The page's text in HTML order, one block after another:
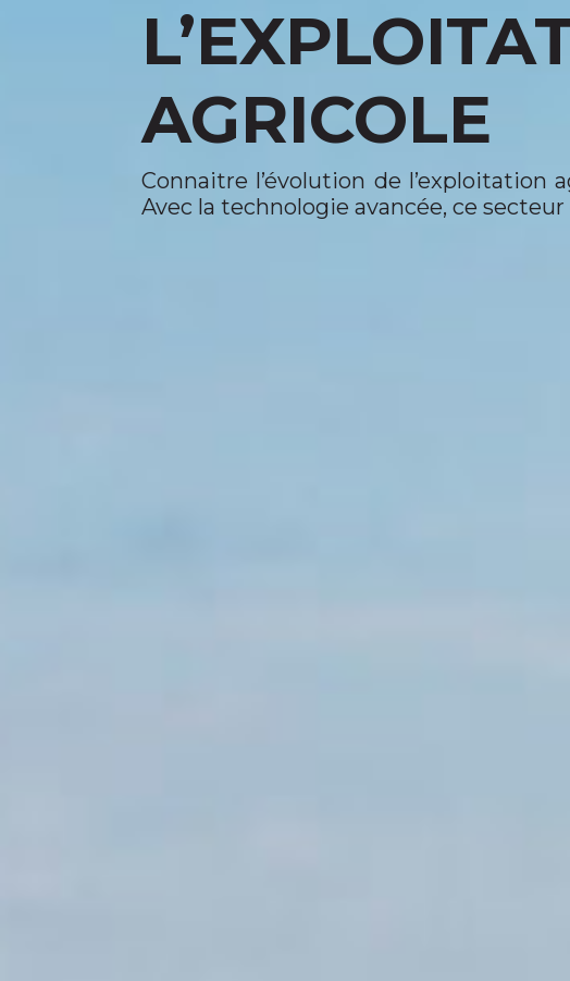
AGRICOLE
Connaitre l’évolution de l’exploitation
Avec la technologie avancée, ce